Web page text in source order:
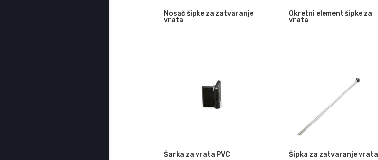
Nosač šipke za zatvaranje
vrata
Okretni element šipke za
vrata
Šarka za vrata PVC Šipka za zatvaranje vrata